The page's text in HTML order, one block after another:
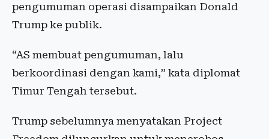
pengumuman operasi disampaikan Donald
Trump ke publik.
“AS membuat pengumuman, lalu
berkoordinasi dengan kami,” kata diplomat
Timur Tengah tersebut.
Trump sebelumnya menyatakan Project